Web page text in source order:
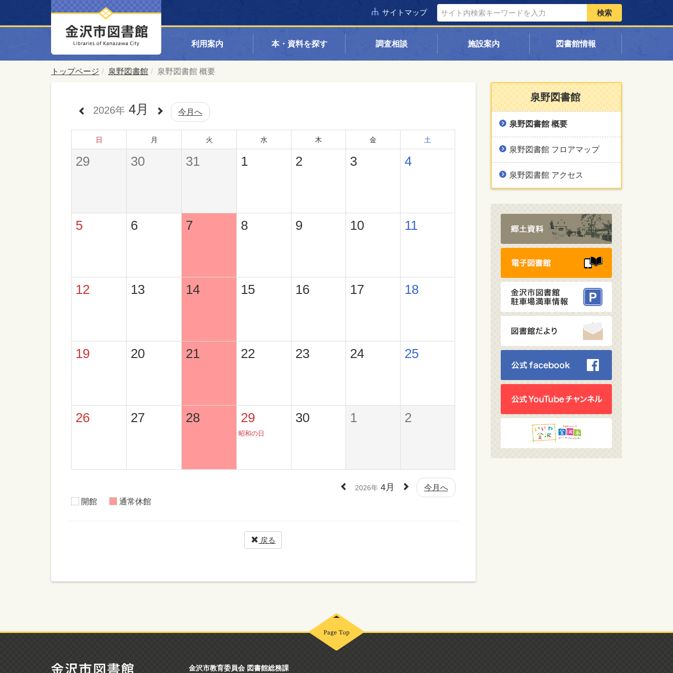
サイトマップ 検索
利用案内 本・資料を探す 調査相談 施設案内 図書館情報
トップページ 泉野図書館 泉野図書館 概要
2026年 4月 今月へ
日 月 火 水 木 金 土
29 30 31 1 2 3 4
5 6 7 8 9 10 11
12 13 14 15 16 17 18
19 20 21 22 23 24 25
26 27 28 29
昭和の日
30 1 2
2026年4月
今月へ
開館
通常休館
戻る
泉野図書館
泉野図書館 概要
泉野図書館 フロアマップ
泉野図書館 アクセス
金沢市教育委員会 図書館総務課